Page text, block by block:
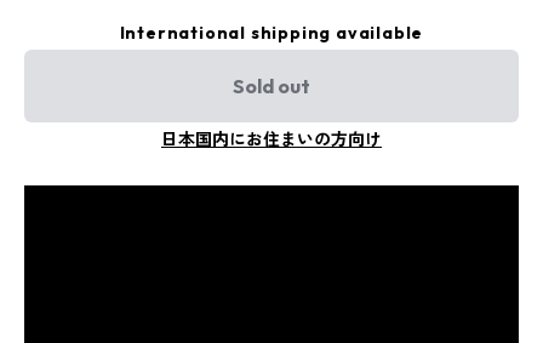
International shipping available
Sold out
日本国内にお住まいの方向け